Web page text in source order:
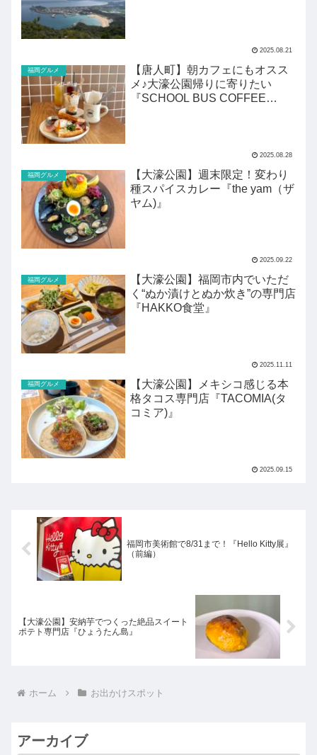
2025.08.21
福岡グルメ
【唐人町】朝カフェにもオスス
メ♪大濠公園帰りに寄りたい
『SCHOOL BUS COFFEE
2025.08.28
福岡グルメ
【大濠公園】週末限定！変わり
種スパイスカレー『the yam（ザ
ヤム)』
2025.09.22
福岡グルメ
【大濠公園】福岡市内でいただ
く“ぬか漬けとぬか炊き”の専門店
『HAKKO食堂』
2025.11.11
福岡グルメ
【大濠公園】メキシコ感じる本
格タコス専門店『TACOMIA(タ
コミア)』
2025.09.15
福岡市美術館で8/31まで！『Hello Kitty展』
（前編）
【大濠公園】安納芋でつくった絶品スイート
ポテト専門店『ひょうたん島』
ホーム お出かけスポット
アーカイブ